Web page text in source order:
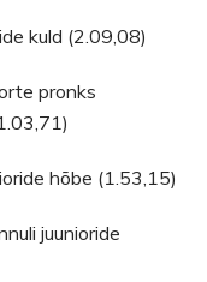
kuld (2.09,08)
pronks
hõbe (1.53,15)
juunioride